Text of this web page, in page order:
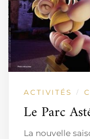
ACTIVITÉS /
Le Parc
La nouvelle